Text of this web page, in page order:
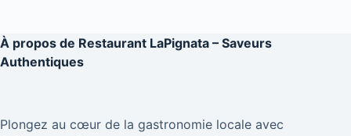
À propos de Restaurant LaPignata – Saveurs
Authentiques
Plongez au cœur de la gastronomie locale avec